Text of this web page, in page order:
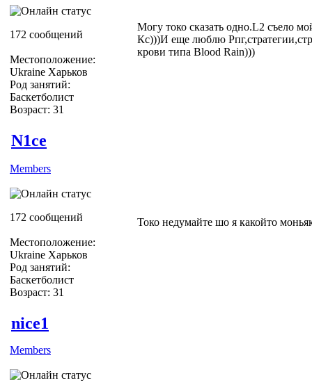
172 сообщений
Местоположение:
Ukraine Харьков
Род занятий:
Баскетболист
Возраст: 31
Могу токо сказать одно.L2 съело
Кс)))И еще люблю
крови типа Blood Rain)))
N1ce
Members
172 сообщений
Местоположение:
Ukraine Харьков
Род занятий:
Баскетболист
Возраст: 31
Токо недумайте шо я какойто
nice1
Members